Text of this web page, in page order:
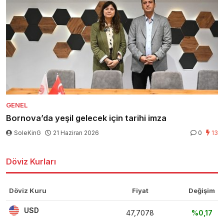
GENEL
Bornova’da yeşil gelecek için tarihi imza
SoleKinG 21 Haziran 2026 0 13
Döviz Kurları
Döviz Kuru Fiyat Değişim
USD 47,7078 %0,17